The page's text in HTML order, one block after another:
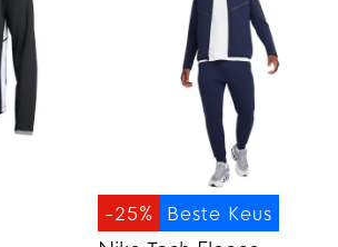
Beste Keus
-25%